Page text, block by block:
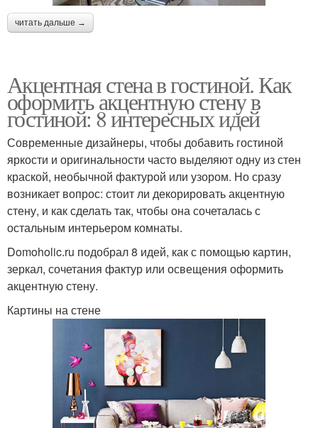
читать дальше →
Акцентная стена в гостиной. Как
оформить акцентную стену в
гостиной: 8 интересных идей
Современные дизайнеры, чтобы добавить гостиной
яркости и оригинальности часто выделяют одну из стен
краской, необычной фактурой или узором. Но сразу
возникает вопрос: стоит ли декорировать акцентную
стену, и как сделать так, чтобы она сочеталась с
остальным интерьером комнаты.
Domoholic.ru подобрал 8 идей, как с помощью картин,
зеркал, сочетания фактур или освещения оформить
акцентную стену.
Картины на стене